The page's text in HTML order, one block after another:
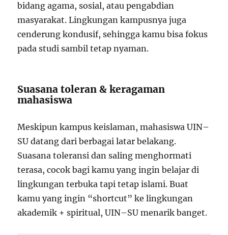
bidang agama, sosial, atau pengabdian
masyarakat. Lingkungan kampusnya juga
cenderung kondusif, sehingga kamu bisa fokus
pada studi sambil tetap nyaman.
Suasana toleran & keragaman
mahasiswa
Meskipun kampus keislaman, mahasiswa UIN–
SU datang dari berbagai latar belakang.
Suasana toleransi dan saling menghormati
terasa, cocok bagi kamu yang ingin belajar di
lingkungan terbuka tapi tetap islami. Buat
kamu yang ingin “shortcut” ke lingkungan
akademik + spiritual, UIN–SU menarik banget.